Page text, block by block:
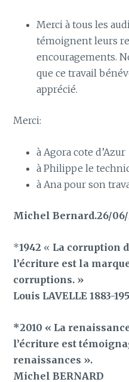
Merci à tous les
témoignent leurs
encouragements.
que ce travail
apprécié.
Merci:
à Agora cote d’Azur
à Philippe le
à Ana pour son
Michel Bernard.26/06/
*1942 « La corruption
l’écriture est la
corruptions. »
Louis LAVELLE 1883-
*2010 « La
l’écriture est
renaissances ».
Michel BERNARD